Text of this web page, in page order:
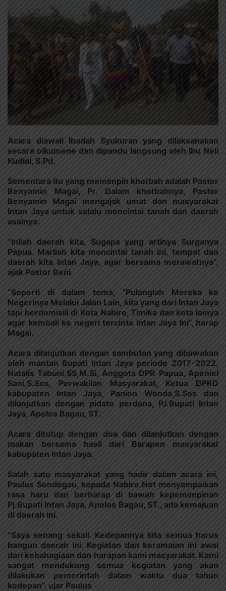
Acara diawali Ibadah Syukuran yang dilaksanakan
secara oikumene dan dipandu langsung oleh Ibu Neli
Kudiai, S.Pd.
Sementara itu yang memimpin khotbah adalah Pastor
Benyamin Magai, Pr. Dalam khotbahnya, Pastor
Benyamin Magai mengajak umat dan masyarakat
Intan Jaya untuk selalu mencintai tanah dan daerah
asalnya.
“Inilah daerah kita, Sugapa yang artinya Surganya
Papua. Marilah kita mencintai tanah ini, tempat dan
daerah kita Intan Jaya, agar bersama merawatnya”,
ajak Pastor Beni.
“Seperti di dalam tema, “Pulanglah Mereka ke
Negerinya Melalui Jalan Lain, kita yang dari Intan Jaya
tapi berdomisili di Kota Nabire, Timika dan kota lainya
agar kembali ke negeri tercinta Intan Jaya Ini”, harap
Magai.
Acara dilanjutkan dengan sambutan yang dibawakan
oleh mantan Bupati Intan Jaya periode 2017-2022,
Natalis Tabuni,SS,M.Si, Anggota DPR Papua, Apeniel
Sani,S.Sos, Perwakilan Masyarakat, Ketua DPRD
kabupaten Intan Jaya, Panion Wonda,S.Sos dan
dilanjutkan dengan pidato perdana, PJ.Bupati Intan
Jaya, Apolos Bagau, ST.
Acara ditutup dengan doa dan dilanjutkan dengan
makan bersama hasil dari Barapen masyarakat
kabupaten Intan Jaya.
Salah satu masyarakat yang hadir dalam acara ini,
Paulus Sondegau, kepada Nabire.Net menyampaikan
rasa haru dan berharap di bawah kepemimpinan
Pj.Bupati Intan Jaya, Apolos Bagau, ST., ada kemajuan
di daerah ini.
“Saya senang sekali. Kedepannya kita semua harus
bangun daerah ini. Kegiatan dan keramaian ini awal
dari kebahagiaan dan harapan kami masyarakat. Kami
sangat mendukung semua kegiatan yang akan
dilakukan pemerintah dalam waktu dua tahun
kedepan”, ujar Paulus